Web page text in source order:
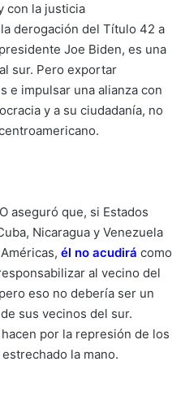
con la justicia
derogación del Título 42 a
Joe Biden, es una
sur. Pero exportar
e impulsar una alianza con
y a su ciudadanía, no
aseguró que, si Estados
Nicaragua y Venezuela
él no acudirá como
al vecino del
eso no debería ser un
sus vecinos del sur.
por la represión de los
la mano.